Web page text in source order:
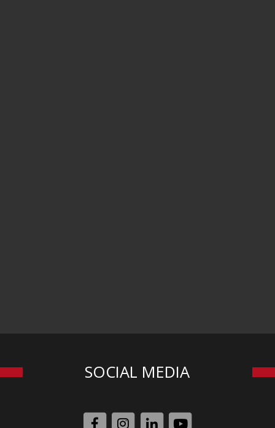
SOCIAL MEDIA